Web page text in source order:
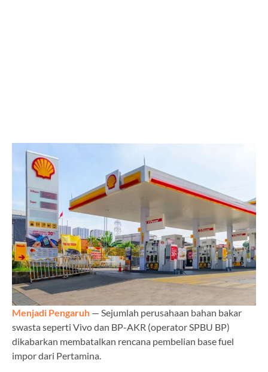
Menjadi Pengaruh — Sejumlah perusahaan bahan bakar
swasta seperti Vivo dan BP-AKR (operator SPBU BP)
dikabarkan membatalkan rencana pembelian base fuel
impor dari Pertamina.